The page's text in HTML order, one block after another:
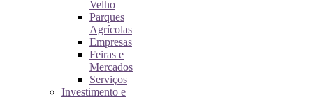
Velho
Parques
Agrícolas
Empresas
Feiras e
Mercados
Serviços
Investimento e